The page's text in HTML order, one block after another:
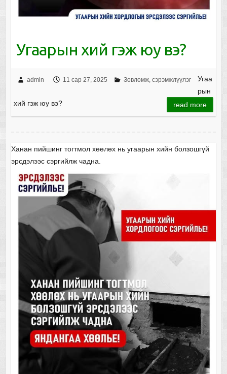
Угаарын хий гэж юу вэ?
admin 11 сар 27, 2025 Зөвлөмж, сэрэмжлүүлэг
Угаа
рын
хий гэж юу вэ?
read more
Ханан пийшинг тогтмол хөөлөх нь угаарын хийн болзошгүй
эрсдэлээс сэргийлж чадна.